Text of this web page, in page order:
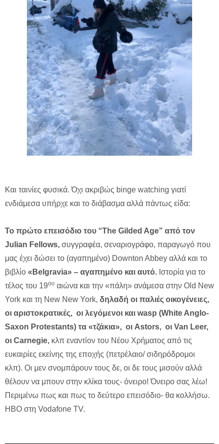
Και ταινίες φυσικά. Όχι ακριβώς binge watching γιατί
ενδιάμεσα υπήρχε και το διάβασμα αλλά πάντως είδα:
Το πρώτο επεισόδιο του “The Gilded Age” από τον
Julian Fellows, συγγραφέα, σεναριογράφο, παραγωγό που
μας έχει δώσει το (αγαπημένο) Downton Abbey αλλά και το
βιβλίο «Belgravia» – αγαπημένο και αυτό. Ιστορία για το
τέλος του 19ου αιώνα και την «πάλη» ανάμεσα στην Old New
York και τη New New York, δηλαδή οι παλιές οικογένειες,
οι αριστοκρατικές, οι λεγόμενοι και wasp (White Anglo-
Saxon Protestants) τα «τζάκια», οι Astors, οι Van Leer,
οι Carnegie, κλπ εναντίον του Νέου Χρήματος από τις
ευκαιρίες εκείνης της εποχής (πετρέλαιο/ σιδηρόδρομοι
κλπ). Οι μεν σνομπάρουν τους δε, οι δε τους μισούν αλλά
θέλουν να μπουν στην κλίκα τους- όνειρο! Όνειρο σας λέω!
Περιμένω πως και πως το δεύτερο επεισόδιο- θα κολλήσω.
HBO στη Vodafone TV.